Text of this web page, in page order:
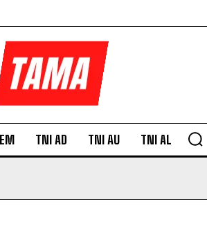
TNI AD TNI AU TNI AL